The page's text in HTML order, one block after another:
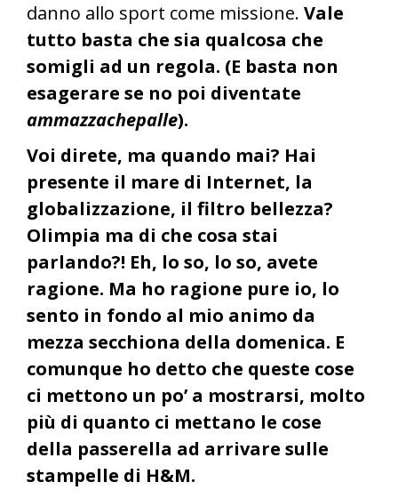
danno allo sport come missione. Vale
tutto basta che sia qualcosa che
somigli ad un regola. (E basta non
esagerare se no poi diventate
ammazzachepalle).
Voi direte, ma quando mai? Hai
presente il mare di Internet, la
globalizzazione, il filtro bellezza?
Olimpia ma di che cosa stai
parlando?! Eh, lo so, lo so, avete
ragione. Ma ho ragione pure io, lo
sento in fondo al mio animo da
mezza secchiona della domenica. E
comunque ho detto che queste cose
ci mettono un po’ a mostrarsi, molto
più di quanto ci mettano le cose
della passerella ad arrivare sulle
stampelle di H&M.